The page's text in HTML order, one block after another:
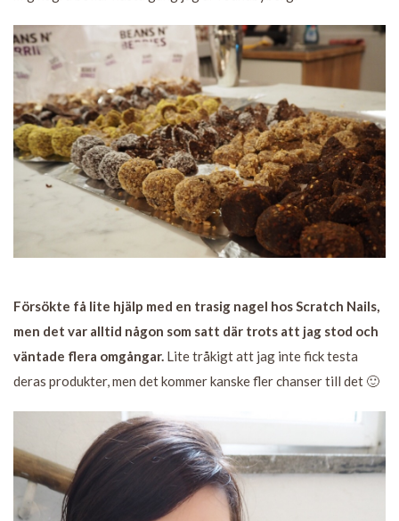
Försökte få lite hjälp med en trasig nagel hos Scratch Nails,
men det var alltid någon som satt där trots att jag stod och
väntade flera omgångar. Lite tråkigt att jag inte fick testa
deras produkter, men det kommer kanske fler chanser till det 🙂